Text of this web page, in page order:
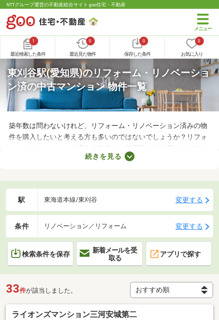
NTTグループ運営の不動産総合サイト goo住宅・不動産
1
最近検索した条件
0
最近見た物件
0
保存した条件
0
お気に入り
東刈谷駅(愛知県)のリフォーム・リノベーショ
ン済の中古マンション 物件一覧
築年数は問わないけれど、リフォーム・リノベーション済みの物
件を購入したいと考える方も多いのではないでしょうか？リフォ
ーム・リノベーション済みの物件は、施工前よりも暮らしやすく
なっていることがポイント。住みやすさを感じられる最良の物件
済みの中古マンションを紹介しますので、ぜひチェックしてみて
続きを見る
駅 東海道本線/東刈谷 変更する
条件 リノベーション／リフォーム 変更する
検索条件を保存
新着メールを受
取る
アプリで探す
33件が該当しました。
ライオンズマンション三河安城第二